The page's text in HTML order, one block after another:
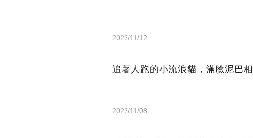
2023/11/12
追著人跑的小流浪貓，滿臉泥巴
2023/11/08